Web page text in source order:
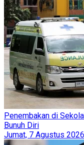
Penembakan di
Bunuh Diri
Jumat, 7 Agustus 2026